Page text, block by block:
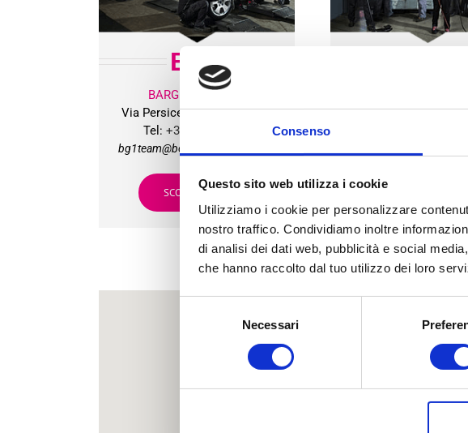
Consenso
Questo sito web utilizza i cookie
Utilizziamo i cookie per personalizzare
nostro traffico. Condividiamo inoltre
di analisi dei dati web, pubblicità e social
che hanno raccolto dal tuo utilizzo dei loro
Necessari
BG1
BARGELLINO (BO)
Via Persicetana Vecchia, 20
Tel: +39 051 406215
bg1team@bolognagomme.com
SCOPRI DI PIU’
Via Marco Emilio
Ecco dove